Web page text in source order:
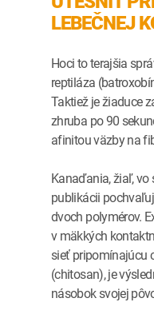
LEBEČNEJ
Hoci to terajšia
reptiláza
Taktiež je žiaduce
zhruba po 90
afinitou väzby na
Kanaďania, žiaľ,
publikácii
dvoch polymérov.
v mäkkých
sieť pripomínajúcu
(chitosan), je
násobok svojej